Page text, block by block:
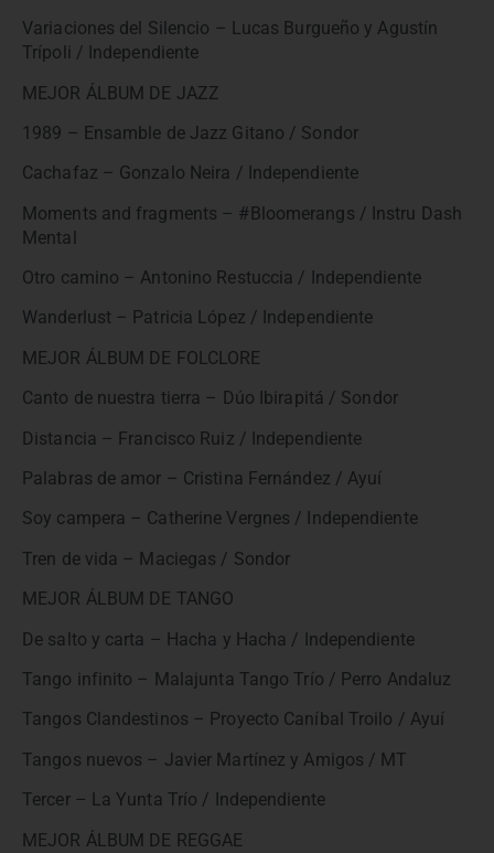
Variaciones del Silencio – Lucas Burgueño y Agustín
Trípoli / Independiente
MEJOR ÁLBUM DE JAZZ
1989 – Ensamble de Jazz Gitano / Sondor
Cachafaz – Gonzalo Neira / Independiente
Moments and fragments – #Bloomerangs / Instru Dash
Mental
Otro camino – Antonino Restuccia / Independiente
Wanderlust – Patricia López / Independiente
MEJOR ÁLBUM DE FOLCLORE
Canto de nuestra tierra – Dúo Ibirapitá / Sondor
Distancia – Francisco Ruiz / Independiente
Palabras de amor – Cristina Fernández / Ayuí
Soy campera – Catherine Vergnes / Independiente
Tren de vida – Maciegas / Sondor
MEJOR ÁLBUM DE TANGO
De salto y carta – Hacha y Hacha / Independiente
Tango infinito – Malajunta Tango Trío / Perro Andaluz
Tangos Clandestinos – Proyecto Caníbal Troilo / Ayuí
Tangos nuevos – Javier Martínez y Amigos / MT
Tercer – La Yunta Trío / Independiente
MEJOR ÁLBUM DE REGGAE